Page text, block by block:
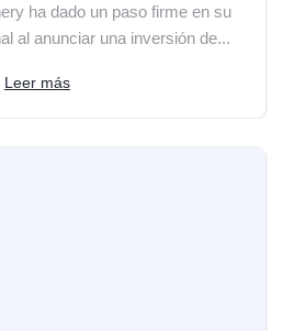
ha dado un paso firme en su
al anunciar una inversión de...
Leer más